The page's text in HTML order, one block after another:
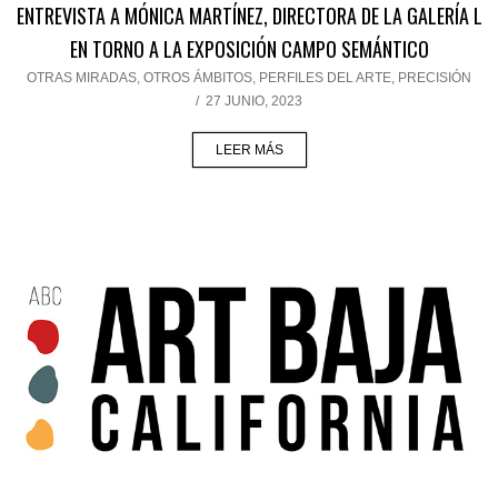
ENTREVISTA A MÓNICA MARTÍNEZ, DIRECTORA DE LA GALERÍA L
EN TORNO A LA EXPOSICIÓN CAMPO SEMÁNTICO
OTRAS MIRADAS, OTROS ÁMBITOS, PERFILES DEL ARTE, PRECISIÓN
/ 27 JUNIO, 2023
LEER MÁS